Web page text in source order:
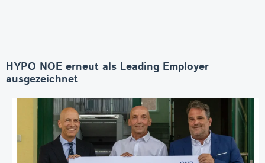
HYPO NOE erneut als Leading Employer
ausgezeichnet